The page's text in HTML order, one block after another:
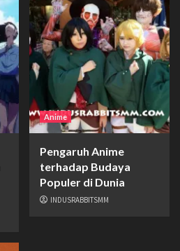
Anime
Pengaruh Anime
terhadap Budaya
Populer di Dunia
INDUSRABBITSMM